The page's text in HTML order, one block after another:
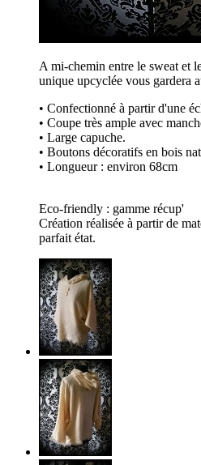
A mi-chemin entre le sweat et
unique upcyclée vous gardera
• Confectionné à partir d'une
• Coupe très ample avec
• Large capuche.
• Boutons décoratifs en bois
• Longueur : environ 68cm
Eco-friendly : gamme récup'
Création réalisée à partir de
parfait état.